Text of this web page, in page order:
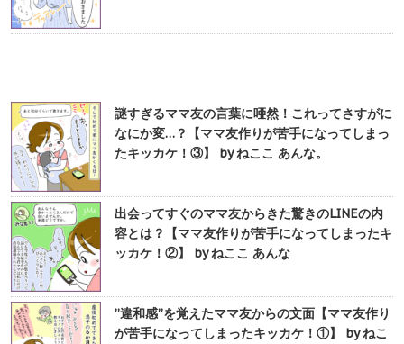
謎すぎるママ友の言葉に唖然！これってさすがに
なにか変…？【ママ友作りが苦手になってしまっ
たキッカケ！③】 by ねここ あんな。
出会ってすぐのママ友からきた驚きのLINEの内
容とは？【ママ友作りが苦手になってしまったキ
ッカケ！②】 by ねここ あんな
”違和感”を覚えたママ友からの文面【ママ友作り
が苦手になってしまったキッカケ！①】 by ねこ